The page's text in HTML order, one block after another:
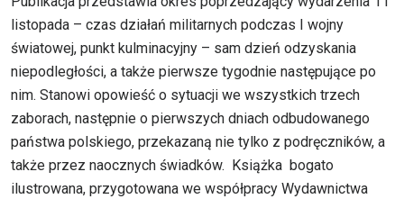
listopada – czas działań militarnych podczas I wojny
światowej, punkt kulminacyjny – sam dzień odzyskania
niepodległości, a także pierwsze tygodnie następujące po
nim. Stanowi opowieść o sytuacji we wszystkich trzech
zaborach, następnie o pierwszych dniach odbudowanego
państwa polskiego, przekazaną nie tylko z podręczników, a
także przez naocznych świadków. Książka bogato
ilustrowana, przygotowana we współpracy Wydawnictwa